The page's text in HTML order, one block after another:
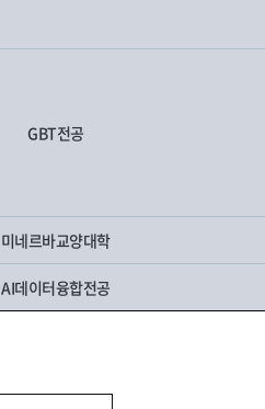
GBT전공
미네르바교양대학
AI데이터융합전공